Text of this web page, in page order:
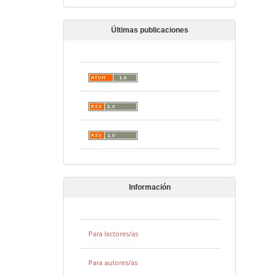
Últimas publicaciones
Información
Para lectores/as
Para autores/as